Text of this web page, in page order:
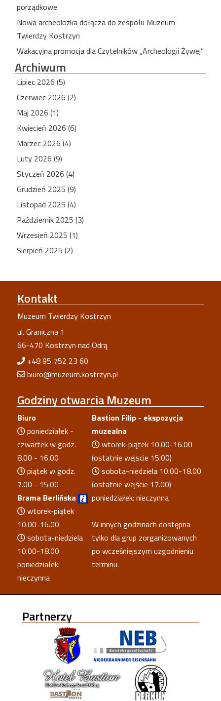
porządkowe
Nowa archeolożka dołącza do zespołu Muzeum
Twierdzy Kostrzyn
Wakacyjna promocja dla Czytelników „Archeologii Żywej”
Archiwum
Lipiec 2026 (5)
Czerwiec 2026 (2)
Maj 2026 (1)
Kwiecień 2026 (6)
Marzec 2026 (4)
Luty 2026 (9)
Styczeń 2026 (4)
Grudzień 2025 (9)
Listopad 2025 (4)
Październik 2025 (3)
Wrzesień 2025 (1)
Sierpień 2025 (2)
Kontakt
Muzeum Twierdzy Kostrzyn
ul. Graniczna 1
66-470 Kostrzyn nad Odrą
+48 95 752 23 60
biuro@muzeum.kostrzyn.pl
Godzinyotwarcia Muzeum
Biuro
poniedziałek -
czwartek w godz.
8.00 - 16.00
piątek w godz.
7.00 - 15.00
Brama Berlińska
wtorek-piątek
10.00-16.00
sobota-niedziela
10.00-18.00
poniedziałek:
nieczynna
Bastion Filip - ekspozycja
muzealna
wtorek-piątek 10.00-16.00
(ostatnie wejscie 15:00)
sobota-niedziela 10.00-18.00
(ostatnie wejście 17.00)
poniedziałek: nieczynna
W innych godzinach dostępna
tylko dla grup zorganizowanych
po wcześniejszym uzgodnieniu
terminu.
Partnerzy